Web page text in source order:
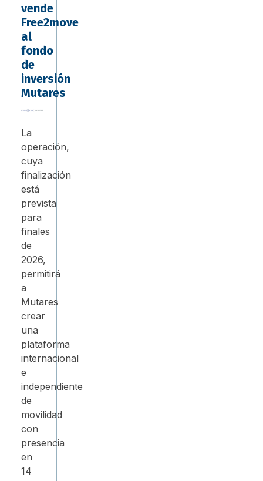
vende
Free2move
al
fondo
de
inversión
Mutares
La
operación,
cuya
finalización
está
prevista
para
finales
de
2026,
permitirá
a
Mutares
crear
una
plataforma
internacional
e
independiente
de
movilidad
con
presencia
en
14